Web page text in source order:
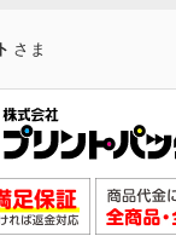
さま